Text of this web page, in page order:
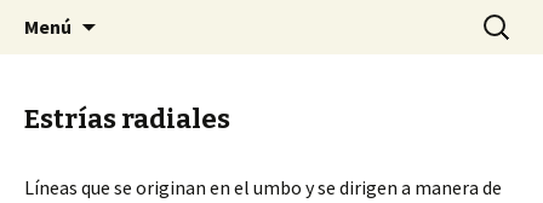
SMACH
Sociedad Malacológica de Chile
Menú Buscar:
Estrías radiales
Líneas que se originan en el umbo y se dirigen a manera de